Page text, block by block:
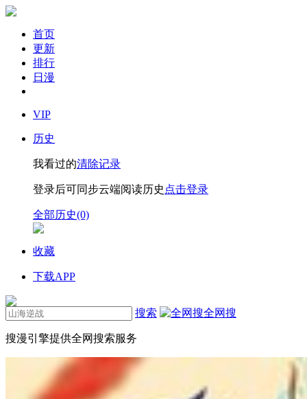
首页
更新
排行
日漫
VIP
历史
我看过的清除记录
登录后可同步云端阅读历史 点击登录
全部历史(0)
收藏
下载APP
搜索 全网搜
搜漫引擎提供全网搜索服务